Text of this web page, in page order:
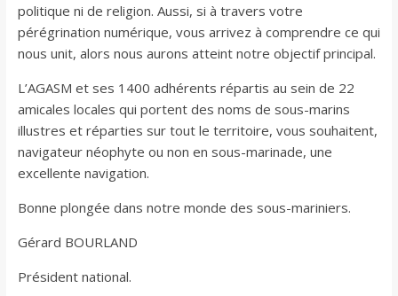
politique ni de religion. Aussi, si à travers votre
pérégrination numérique, vous arrivez à comprendre ce qui
nous unit, alors nous aurons atteint notre objectif principal.
L’AGASM et ses 1400 adhérents répartis au sein de 22
amicales locales qui portent des noms de sous-marins
illustres et réparties sur tout le territoire, vous souhaitent,
navigateur néophyte ou non en sous-marinade, une
excellente navigation.
Bonne plongée dans notre monde des sous-mariniers.
Gérard BOURLAND
Président national.